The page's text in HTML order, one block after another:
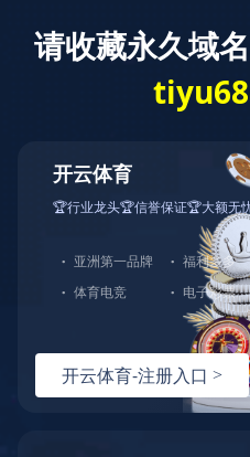
公司概况